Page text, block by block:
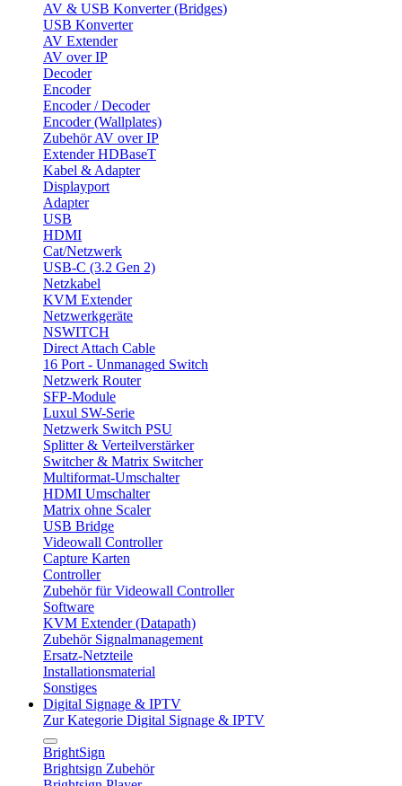
AV & USB Konverter (Bridges)
USB Konverter
AV Extender
AV over IP
Decoder
Encoder
Encoder / Decoder
Encoder (Wallplates)
Zubehör AV over IP
Extender HDBaseT
Kabel & Adapter
Displayport
Adapter
USB
HDMI
Cat/Netzwerk
USB-C (3.2 Gen 2)
Netzkabel
KVM Extender
Netzwerkgeräte
NSWITCH
Direct Attach Cable
16 Port - Unmanaged Switch
Netzwerk Router
SFP-Module
Luxul SW-Serie
Netzwerk Switch PSU
Splitter & Verteilverstärker
Switcher & Matrix Switcher
Multiformat-Umschalter
HDMI Umschalter
Matrix ohne Scaler
USB Bridge
Videowall Controller
Capture Karten
Controller
Zubehör für Videowall Controller
Software
KVM Extender (Datapath)
Zubehör Signalmanagement
Ersatz-Netzteile
Installationsmaterial
Sonstiges
Digital Signage & IPTV
Zur Kategorie Digital Signage & IPTV
BrightSign
Brightsign Zubehör